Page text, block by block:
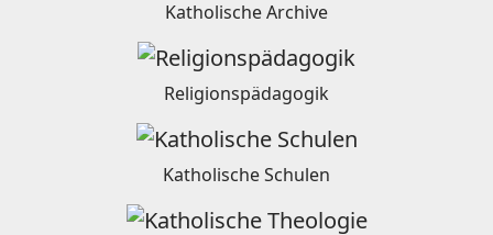
Katholische Archive
Religionspädagogik
Katholische Schulen